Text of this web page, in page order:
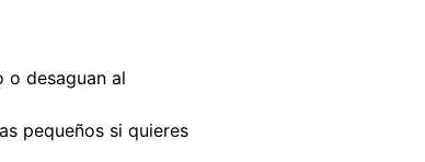
o desaguan al
pequeños si quieres